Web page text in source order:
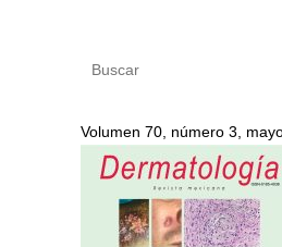
Volumen 70, número 3,